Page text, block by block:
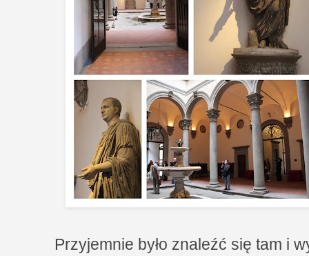
Przyjemnie było znaleźć się tam i